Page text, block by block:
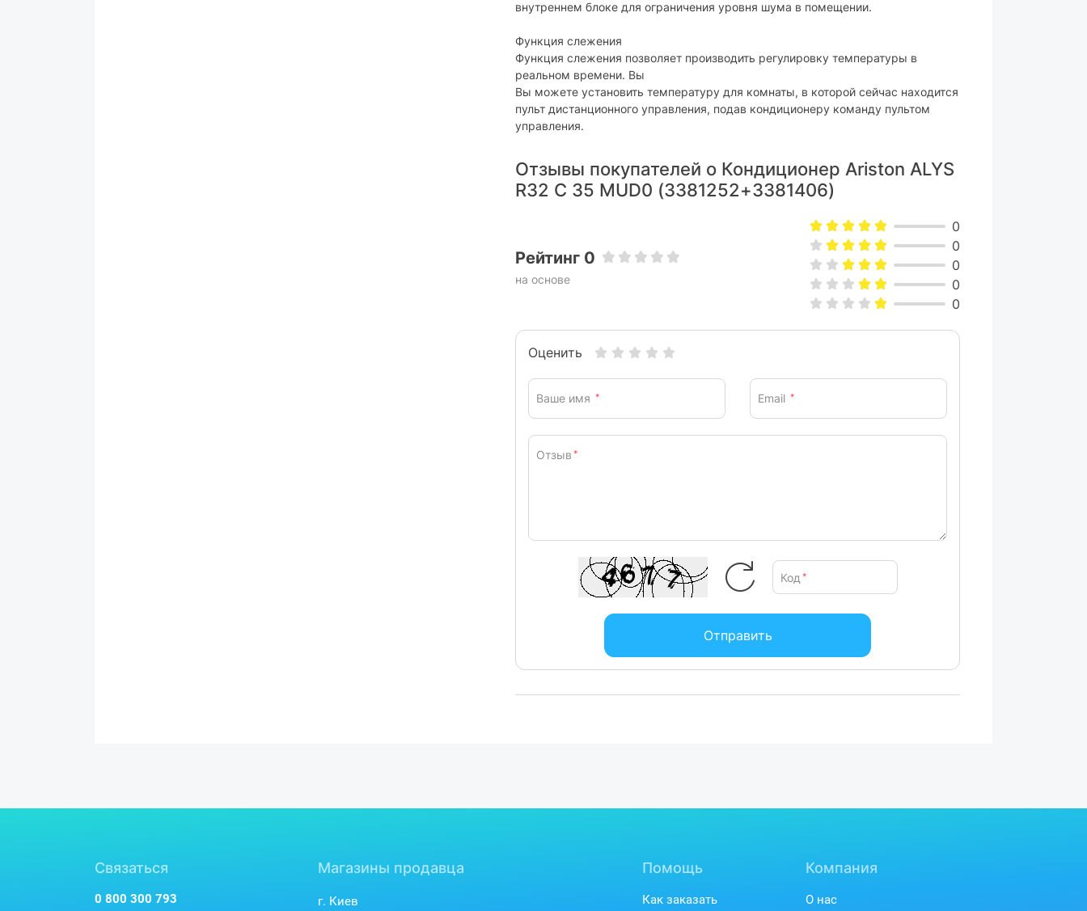
Шум :
64 дБ
Габариты :
Вес :
23,2 кг
без уведомления.
внутреннем блоке для ограничения уровня шума в помещении.
Функция слежения
Функция слежения позволяет производить регулировку температуры в
реальном времени. Вы
Вы можете установить температуру для комнаты, в которой сейчас находится
пульт дистанционного управления, подав кондиционеру команду пультом
управления.
Отзывы покупателей о Кондиционер Ariston ALYS
R32 C 35 MUD0 (3381252+3381406)
Рейтинг 0
на основе
0
0
0
0
0
Оценить
Ваше имя * Email *
Отзыв *
Код *
Отправить
Связаться
0 800 300 793
Магазины продавца
г. Киев
Помощь
Как заказать
Компания
О нас